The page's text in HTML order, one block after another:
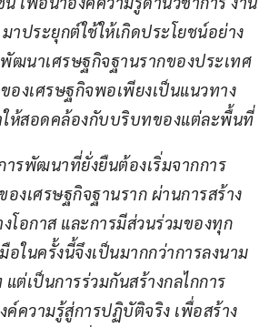
าประยุกต์ใช้ให้เกิดประโยชน์อย่าง
ฒนาเศรษฐกิจฐานรากของประเทศ
งเศรษฐกิจพอเพียงเป็นแนวทาง
ห้สอดคล้องกับบริบทของแต่ละพื้นที่
ารพัฒนาที่ยั่งยืนต้องเริ่มจากการ
องเศรษฐกิจฐานราก ผ่านการสร้าง
โอกาส และการมีส่วนร่วมของทุก
ในครั้งนี้จึงเป็นมากกว่าการลงนาม
ต่เป็นการร่วมกันสร้างกลไกการ
ความรู้สู่การปฏิบัติจริง เพื่อสร้าง